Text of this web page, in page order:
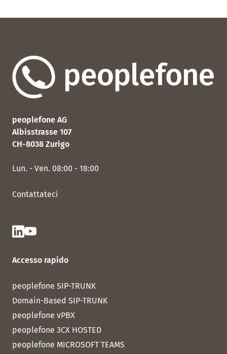
peoplefone AG
Albisstrasse 107
CH-8038 Zurigo
Lun. - Ven. 08:00 - 18:00
Contattateci
Accesso rapido
peoplefone SIP-TRUNK
Domain-Based SIP-TRUNK
peoplefone vPBX
peoplefone 3CX HOSTED
peoplefone MICROSOFT TEAMS